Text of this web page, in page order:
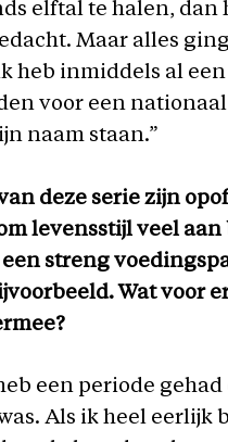
elftal te halen, dan
Maar alles
heb inmiddels al
voor een
naam staan.”
deze serie zijn
levensstijl veel aan
een streng
Wat voor
een periode
Als ik heel eerlijk